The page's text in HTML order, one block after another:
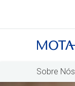
Sobre Nós